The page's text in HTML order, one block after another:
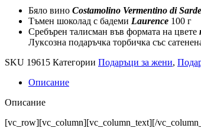
Бяло вино Costamolino Vermentino di
Тъмен шоколад с бадеми Laurence 100 г
Сребърен талисман във формата на цвете
Луксозна подаръчка торбичка със
SKU 19615 Категории Подаръци за жени,
Описание
Описание
[vc_row][vc_column][vc_column_text][/